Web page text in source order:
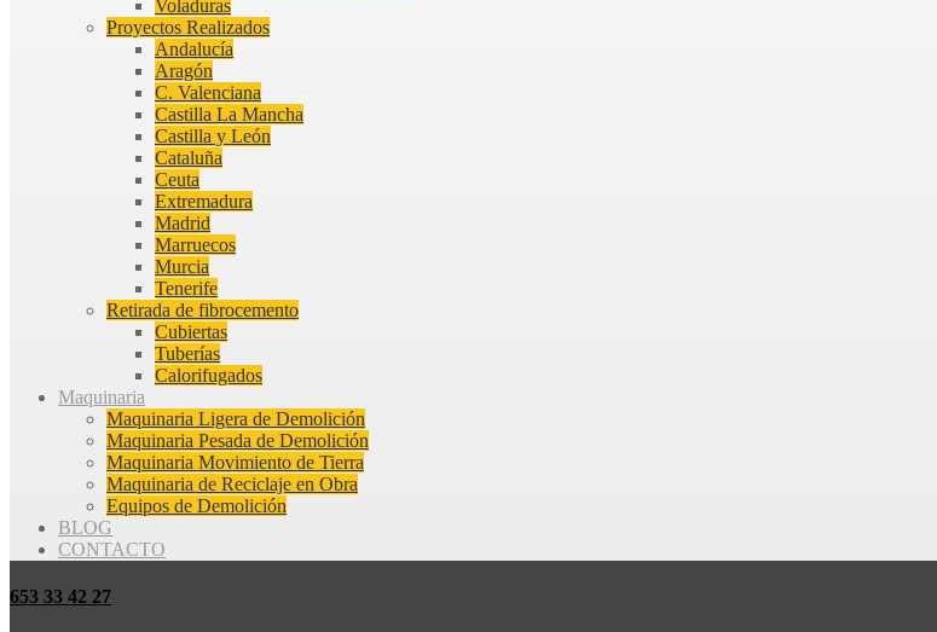
Voladuras
Proyectos Realizados
Andalucía
Aragón
C. Valenciana
Castilla La Mancha
Castilla y León
Cataluña
Ceuta
Extremadura
Madrid
Marruecos
Murcia
Tenerife
Retirada de fibrocemento
Cubiertas
Tuberías
Calorifugados
Maquinaria
Maquinaria Ligera de Demolición
Maquinaria Pesada de Demolición
Maquinaria Movimiento de Tierra
Maquinaria de Reciclaje en Obra
Equipos de Demolición
BLOG
CONTACTO
653 33 42 27